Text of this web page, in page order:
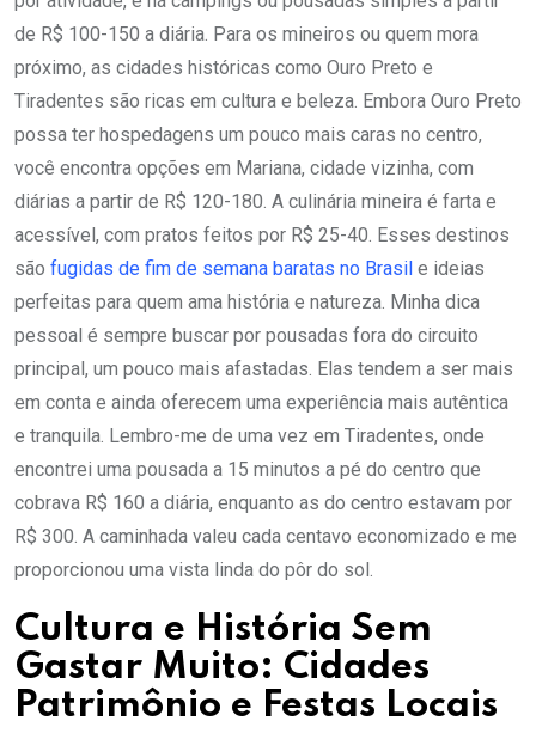
de R$ 100-150 a diária. Para os mineiros ou quem mora
próximo, as cidades históricas como Ouro Preto e
Tiradentes são ricas em cultura e beleza. Embora Ouro Preto
possa ter hospedagens um pouco mais caras no centro,
você encontra opções em Mariana, cidade vizinha, com
diárias a partir de R$ 120-180. A culinária mineira é farta e
acessível, com pratos feitos por R$ 25-40. Esses destinos
são fugidas de fim de semana baratas no Brasil e ideias
perfeitas para quem ama história e natureza. Minha dica
pessoal é sempre buscar por pousadas fora do circuito
principal, um pouco mais afastadas. Elas tendem a ser mais
em conta e ainda oferecem uma experiência mais autêntica
e tranquila. Lembro-me de uma vez em Tiradentes, onde
encontrei uma pousada a 15 minutos a pé do centro que
cobrava R$ 160 a diária, enquanto as do centro estavam por
R$ 300. A caminhada valeu cada centavo economizado e me
proporcionou uma vista linda do pôr do sol.
Cultura e História Sem
Gastar Muito: Cidades
Patrimônio e Festas Locais